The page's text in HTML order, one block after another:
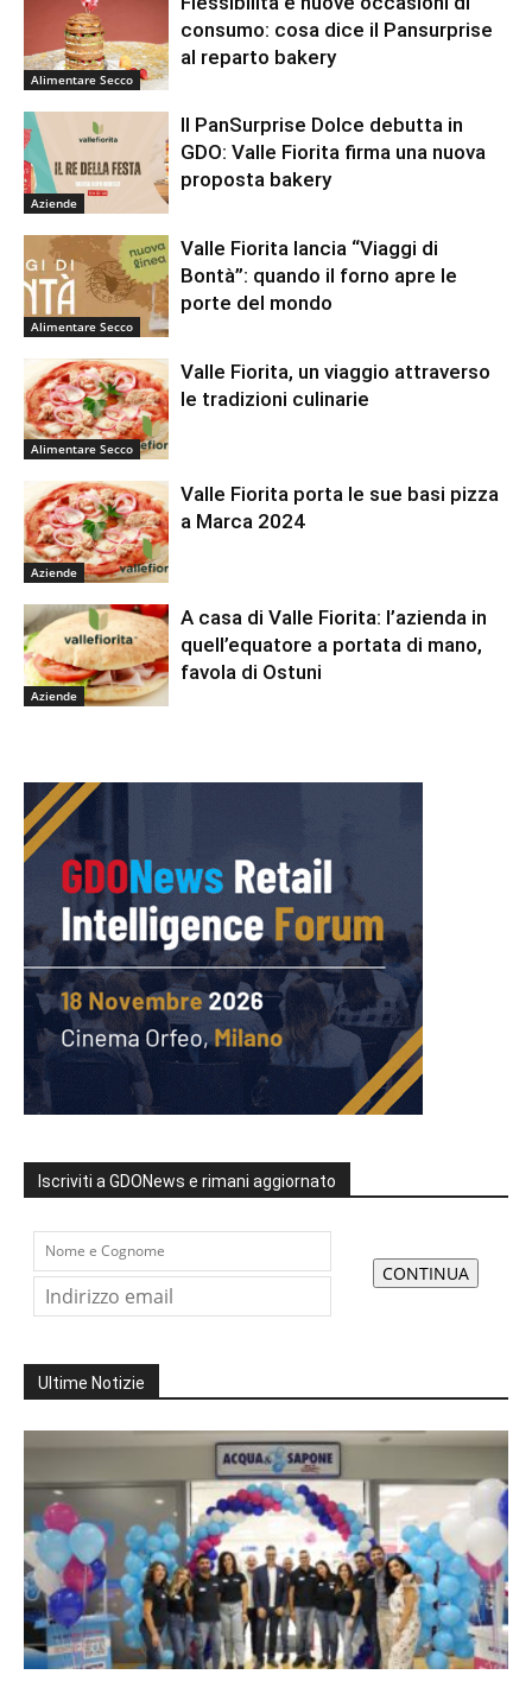
Alimentare Secco
consumo: cosa dice il Pansurprise
al reparto bakery
Aziende
Il PanSurprise Dolce debutta in
GDO: Valle Fiorita firma una nuova
proposta bakery
Alimentare Secco
Valle Fiorita lancia “Viaggi di
Bontà”: quando il forno apre le
porte del mondo
Alimentare Secco
Valle Fiorita, un viaggio attraverso
le tradizioni culinarie
Aziende
Valle Fiorita porta le sue basi pizza
a Marca 2024
Aziende
A casa di Valle Fiorita: l’azienda in
quell’equatore a portata di mano,
favola di Ostuni
Iscriviti a GDONews e rimani aggiornato
Ultime Notizie